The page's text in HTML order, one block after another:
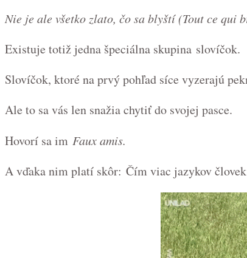
Nie je ale všetko zlato, čo sa blyští (Tout ce qui
Existuje totiž jedna špeciálna skupina slovíčok.
Slovíčok, ktoré na prvý pohľad síce vyzerajú
Ale to sa vás len snažia chytiť do svojej pasce.
Hovorí sa im Faux amis.
A vďaka nim platí skôr: Čím viac jazykov